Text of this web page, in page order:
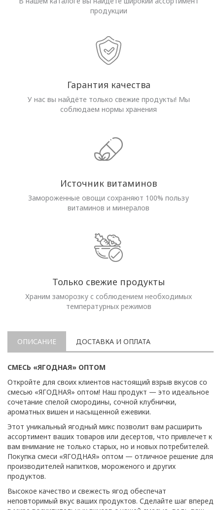
продукции
Гарантия качества
У нас вы найдёте только свежие продукты! Мы
соблюдаем нормы хранения
Источник витаминов
Замороженные овощи сохраняют 100% пользу
витаминов и минералов
Только свежие продукты
Храним заморозку с соблюдением необходимых
температурных режимов
ОПИСАНИЕ ДОСТАВКА И ОПЛАТА
СМЕСЬ «ЯГОДНАЯ» ОПТОМ
Откройте для своих клиентов настоящий взрыв вкусов со
смесью «ЯГОДНАЯ» оптом! Наш продукт — это идеальное
сочетание спелой смородины, сочной клубнички,
ароматных вишен и насыщенной ежевики.
Этот уникальный ягодный микс позволит вам расширить
ассортимент ваших товаров или десертов, что привлечет к
вам внимание не только старых, но и новых потребителей.
Покупка смеси «ЯГОДНАЯ» оптом — отличное решение для
производителей напитков, мороженого и других
продуктов.
Высокое качество и свежесть ягод обеспечат
неповторимый вкус ваших продуктов. Сделайте шаг вперед